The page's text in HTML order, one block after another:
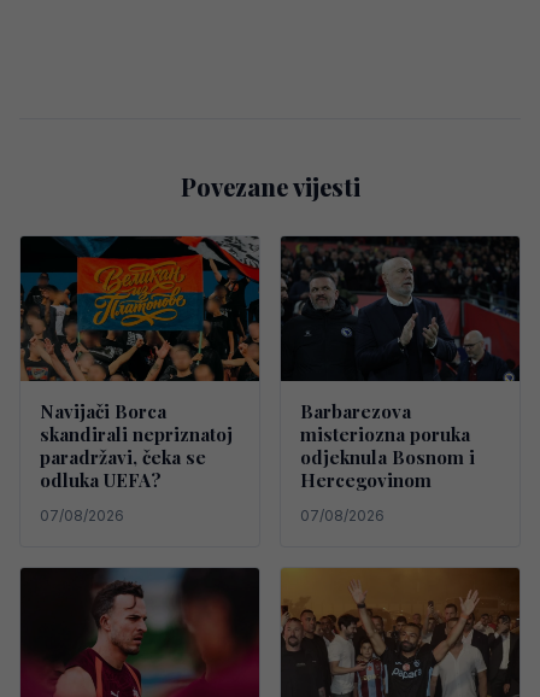
Povezane vijesti
Navijači Borca
skandirali nepriznatoj
paradržavi, čeka se
odluka UEFA?
07/08/2026
Barbarezova
misteriozna poruka
odjeknula Bosnom i
Hercegovinom
07/08/2026